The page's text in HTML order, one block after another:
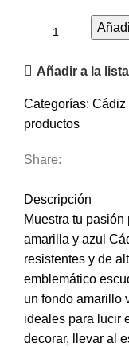
Añadir a la
Categorías: Cádiz
productos
Share:
Descripción
Muestra tu
amarilla y azul
resistentes y de
emblemático
un fondo amarillo
ideales para lucir
decorar, llevar al